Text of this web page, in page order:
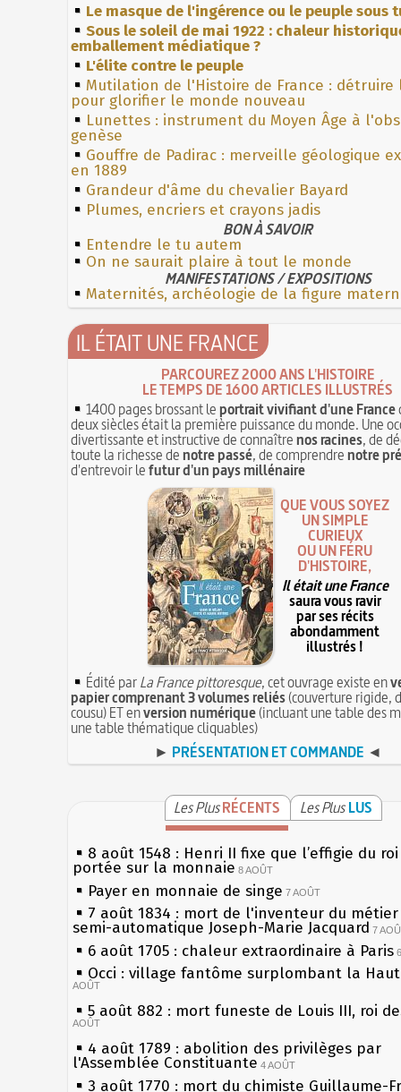
Le masque de l'ingérence ou le peuple sous
Sous le soleil de mai 1922 : chaleur
emballement médiatique ?
L'élite contre le peuple
Mutilation de l'Histoire de France : détruire
pour glorifier le monde nouveau
Lunettes : instrument du Moyen Âge à
genèse
Gouffre de Padirac : merveille géologique
en 1889
Grandeur d'âme du chevalier Bayard
Plumes, encriers et crayons jadis
BON À SAVOIR
Entendre le tu autem
On ne saurait plaire à tout le monde
MANIFESTATIONS / EXPOSITIONS
Maternités, archéologie de la figure
IL ÉTAIT UNE FRANCE
PARCOUREZ 2000 ANS L'HISTOIRE
LE TEMPS DE 1600 ARTICLES ILLUSTRÉS
1400 pages brossant leportrait vivifiant d'une France
deux siècles était la première puissance du monde. Une
divertissante et instructive de connaîtrenos racines, de
toute la richesse denotre passé, de comprendrenotre
d'entrevoir lefutur d'un pays millénaire
QUE VOUS SOYEZ
UN SIMPLE
CURIEUX
OU UN FÉRU
D'HISTOIRE,
Il était une France
saura vous ravir
par ses récits
abondamment
illustrés !
Édité parLa France pittoresque, cet ouvrage existe en
papier comprenant 3 volumes reliés(couverture rigide,
cousu) ET enversion numérique(incluant une table des
une table thématique cliquables)
► PRÉSENTATION ET COMMANDE ◄
Les PlusRÉCENTS Les Plus LUS
8 août 1548 : Henri II fixe que l’effigie du
portée sur la monnaie 8 AOÛT
Payer en monnaie de singe 7 AOÛT
7 août 1834 : mort de l'inventeur du
semi-automatique Joseph-Marie Jacquard 7
6 août 1705 : chaleur extraordinaire à Paris
Occi : village fantôme surplombant la
AOÛT
5 août 882 : mort funeste de Louis III, roi
AOÛT
4 août 1789 : abolition des privilèges par
l'Assemblée Constituante 4 AOÛT
3 août 1770 : mort du chimiste Guillaume-